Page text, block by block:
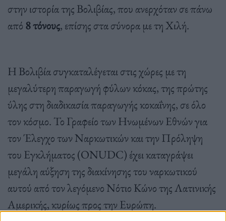
στην ιστορία της Βολιβίας, που ανερχόταν σε πάνω
από 8 τόνους, επίσης στα σύνορα με τη Χιλή.
Η Βολιβία συγκαταλέγεται στις χώρες με τη
μεγαλύτερη παραγωγή φύλων κόκας, της πρώτης
ύλης στη διαδικασία παραγωγής κοκαΐνης, σε όλο
τον κόσμο. Το Γραφείο των Ηνωμένων Εθνών για
τον Έλεγχο των Ναρκωτικών και την Πρόληψη
του Εγκλήματος (ONUDC) έχει καταγράψει
μεγάλη αύξηση της διακίνησης του ναρκωτικού
αυτού από τον λεγόμενο Νότιο Κώνο της Λατινικής
Αμερικής, κυρίως προς την Ευρώπη.